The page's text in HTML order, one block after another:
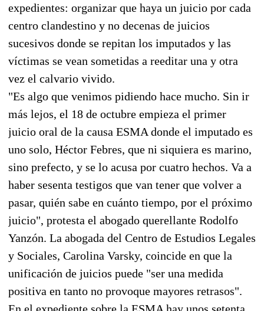
expedientes: organizar que haya un juicio por cada
centro clandestino y no decenas de juicios
sucesivos donde se repitan los imputados y las
víctimas se vean sometidas a reeditar una y otra
vez el calvario vivido.
"Es algo que venimos pidiendo hace mucho. Sin ir
más lejos, el 18 de octubre empieza el primer
juicio oral de la causa ESMA donde el imputado es
uno solo, Héctor Febres, que ni siquiera es marino,
sino prefecto, y se lo acusa por cuatro hechos. Va a
haber sesenta testigos que van tener que volver a
pasar, quién sabe en cuánto tiempo, por el próximo
juicio", protesta el abogado querellante Rodolfo
Yanzón. La abogada del Centro de Estudios Legales
y Sociales, Carolina Varsky, coincide en que la
unificación de juicios puede "ser una medida
positiva en tanto no provoque mayores retrasos".